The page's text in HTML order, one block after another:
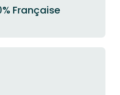
Française